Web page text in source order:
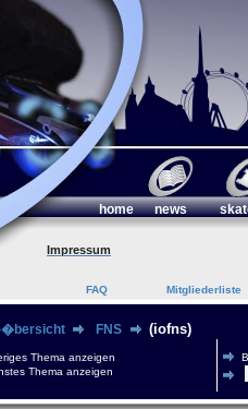
home news
Impressum
FAQ Mitgliederliste
�bersicht FNS (iofns)
Thema anzeigen
Thema anzeigen